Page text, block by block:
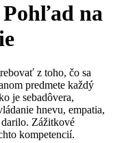
na
z toho, čo sa
predmete každý
je sebadôvera,
hnevu, empatia,
darilo. Zážitkové
kompetencií.